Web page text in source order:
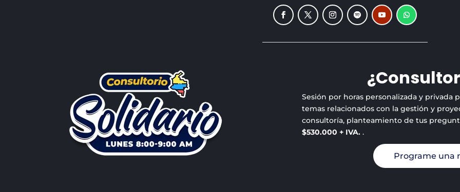
Sesión por horas personalizada y privada
temas relacionados con la gestión y
consultoría, planteamiento de tus
$530.000 + IVA. .
Programe una